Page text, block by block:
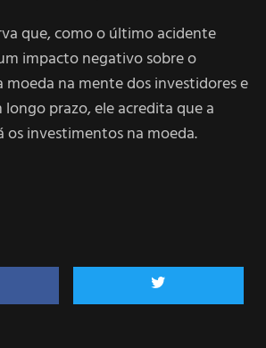
que, como o último acidente
impacto negativo sobre o
moeda na mente dos investidores e
longo prazo, ele acredita que a
investimentos na moeda.